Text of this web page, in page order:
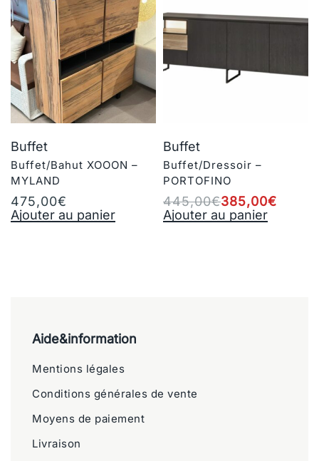
Buffet
Buffet/Bahut XOOON –
MYLAND
475,00€
Ajouter au panier
Buffet
Buffet/Dressoir –
PORTOFINO
445,00€385,00€
Ajouter au panier
Aide&information
Mentions légales
Conditions générales de vente
Moyens de paiement
Livraison